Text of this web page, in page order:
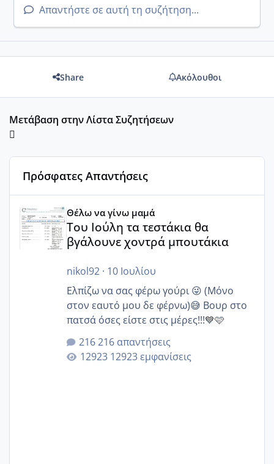
Απαντήστε σε αυτή τη συζήτηση...
Share Ακόλουθοι
Μετάβαση στην Λίστα Συζητήσεων
Πρόσφατες Απαντήσεις
Θέλω να γίνω μαμά
Του Ιούλη τα τεστάκια θα
βγάλουνε χοντρά μπουτάκια
nikol92· 10 Ιουλίου
Ελπίζω να σας φέρω γούρι 😜 (Μόνο
στον εαυτό μου δε φέρνω)😅 Βουρ στο
πατσά όσες είστε στις μέρες!!!💙🩷
216 απαντήσεις
12923 εμφανίσεις